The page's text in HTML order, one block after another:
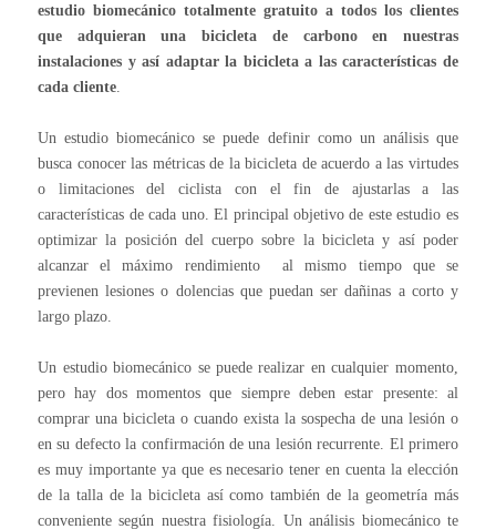
estudio biomecánico totalmente gratuito a todos los clientes
que adquieran una bicicleta de carbono en nuestras
instalaciones y así adaptar la bicicleta a las características de
cada cliente
Un estudio biomecánico se puede definir como un análisis que
busca conocer las métricas de la bicicleta de acuerdo a las virtudes
o limitaciones del ciclista con el fin de ajustarlas a las
características de cada uno.El principal objetivo de este estudio es
optimizar la posición del cuerpo sobre la bicicleta y así poder
alcanzar el máximo rendimiento al mismo tiempo que se
previenen lesiones o dolencias que puedan ser dañinas a corto y
largo plazo.
Un estudio biomecánico se puede realizar en cualquier momento,
pero hay dos momentos que siempre deben estar presente: al
comprar una bicicleta o cuando exista la sospecha de una lesión o
en su defecto la confirmación de una lesión recurrente. El primero
es muy importante ya que es necesario tener en cuenta la elección
de la talla de la bicicleta así como también de la geometría más
conveniente según nuestra fisiología. Un análisis biomecánico te